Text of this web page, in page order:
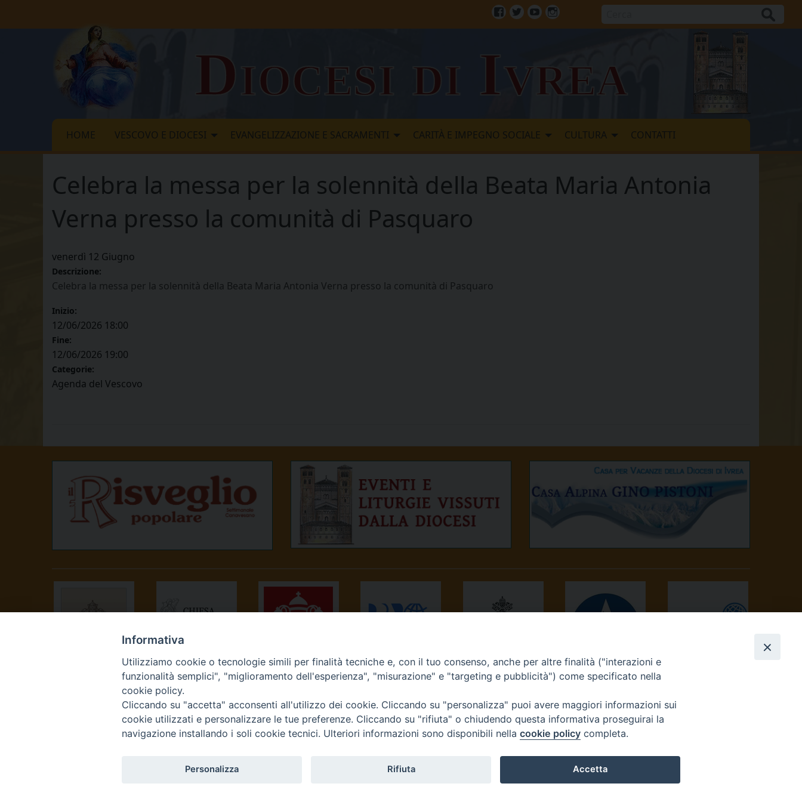
Diocesi di Ivrea
HOME VESCOVO E DIOCESI EVANGELIZZAZIONE E SACRAMENTI CARITÀ E IMPEGNO SOCIALE CULTURA CONTATTI
Celebra la messa per la solennità della Beata Maria Antonia
Verna presso la comunità di Pasquaro
venerdì 12 Giugno
Descrizione:
Celebra la messa per la solennità della Beata Maria Antonia Verna presso la comunità di Pasquaro
Inizio:
12/06/2026 18:00
Fine:
12/06/2026 19:00
Categorie:
Agenda del Vescovo
CONFERENZA
EPISCOPALE
ITALIANA
NEWS.VA RADIO VATICANA
OSSERVATORE
ROMANO
AVVENIRE
Curia Vescovile Piazza Castello, 3 10015 Ivrea (To) Tel. 0125.641138 Fax 0125.40296 segreteriacuria@diocesivrea.it
Informativa
Utilizziamo cookie o tecnologie simili per finalità tecniche e, con il tuo consenso, anche per altre finalità ("interazioni e
funzionalità semplici", "miglioramento dell'esperienza", "misurazione" e "targeting e pubblicità") come specificato nella
cookie policy.
Cliccando su "accetta" acconsenti all'utilizzo dei cookie. Cliccando su "personalizza" puoi avere maggiori informazioni sui
cookie utilizzati e personalizzare le tue preferenze. Cliccando su "rifiuta" o chiudendo questa informativa proseguirai la
navigazione installando i soli cookie tecnici. Ulteriori informazioni sono disponibili nella cookie policy completa.
Personalizza Rifiuta Accetta